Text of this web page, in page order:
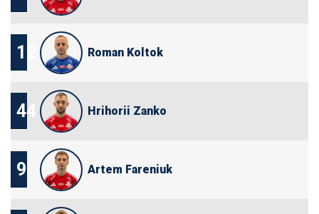
12 Roman Koltok
44 Hrihorii Zanko
9 Artem Fareniuk